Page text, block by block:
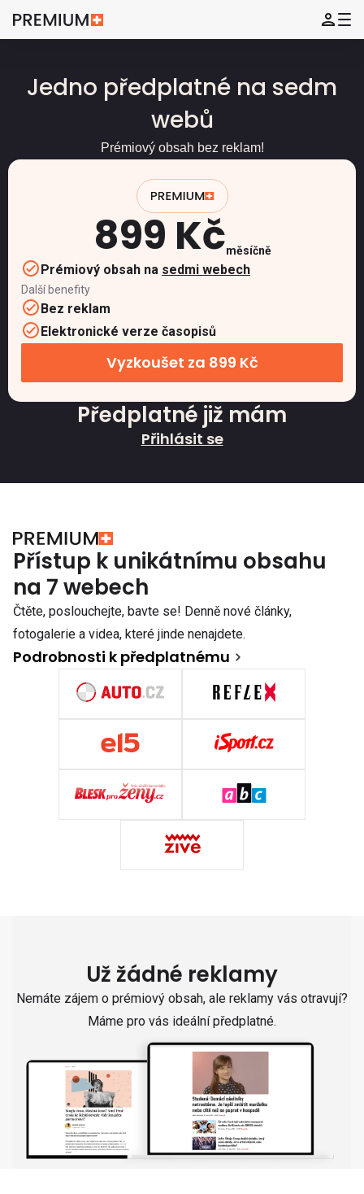
Jedno předplatné na sedm
webů
Prémiový obsah bez reklam!
899 Kčměsíčně
Prémiový obsah na sedmi webech
Další benefity
Bez reklam
Elektronické verze časopisů
Vyzkoušet za 899 Kč
Předplatné již mám
Přihlásit se
Přístup k unikátnímu obsahu
na 7 webech
Čtěte, poslouchejte, bavte se! Denně nové články,
fotogalerie a videa, které jinde nenajdete.
Podrobnosti k předplatnému
Už žádné reklamy
Nemáte zájem o prémiový obsah, ale reklamy vás otravují?
Máme pro vás ideální předplatné.